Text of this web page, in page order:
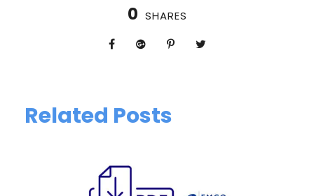
0 SHARES
Related Posts